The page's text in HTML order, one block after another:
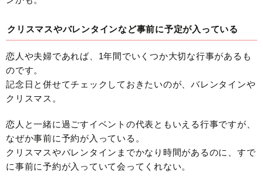
クリスマスやバレンタインなど事前に予定が入っている
恋人や夫婦であれば、1年間でいくつか大切な行事があるも
のです。
記念日と併せてチェックしておきたいのが、バレンタインや
クリスマス。
恋人と一緒に過ごすイベントの代表ともいえる行事ですが、
なぜか事前に予約が入っている。
クリスマスやバレンタインまでかなり時間があるのに、すで
に事前に予約が入っていて会ってくれない。